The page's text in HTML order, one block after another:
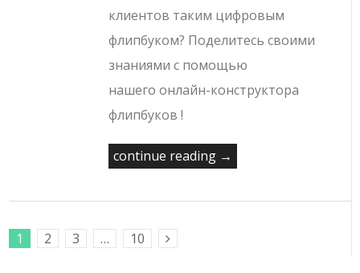
клиентов таким цифровым
флипбуком? Поделитесь своими
знаниями с помощью
нашего онлайн-конструктора
флипбуков !
continue reading →
1 2 3 …
10